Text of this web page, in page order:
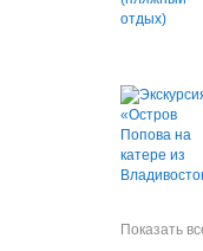
Регистрация
Показать